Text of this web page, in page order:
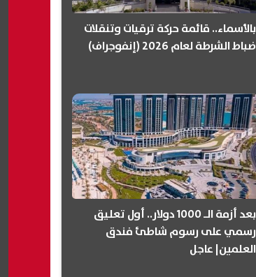
بالأسماء.. قائمة حركة ترقيات وتنقلات
ضباط الشرطة لعام 2026 (إنفوجراف)
بعد أزمة الـ 1000 دولار.. أول تعليق
رسمي على رسوم شاطئ فندق
العلمين| عاجل